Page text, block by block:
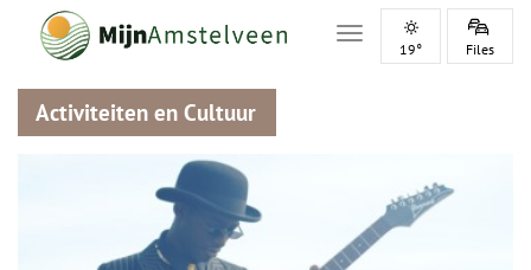
Toggle navigation
19° Files
Activiteiten en Cultuur